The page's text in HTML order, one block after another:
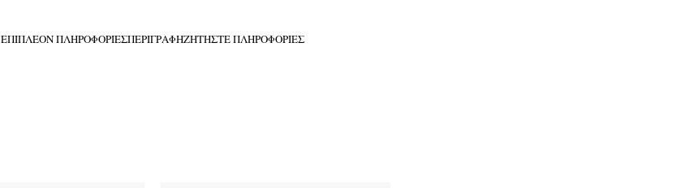
ΕΠΙΠΛΈΟΝ ΠΛΗΡΟΦΟΡΊΕΣΠΕΡΙΓΡΑΦΉΖΗΤΉΣΤΕ ΠΛΗΡΟΦΟΡΊΕΣ